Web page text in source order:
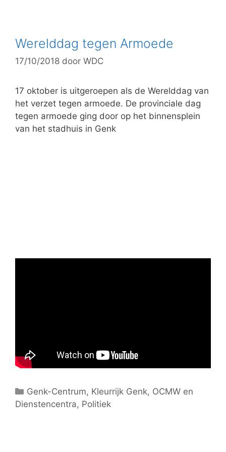
g
o
r
e
ë
n
Werelddag tegen Armoede
17/10/2018 door WDC
17 oktober is uitgeroepen als de Werelddag van
het verzet tegen armoede. De provinciale dag
tegen armoede ging door op het binnensplein
van het stadhuis in Genk
C
a
Genk-Centrum, Kleurrijk Genk, OCMW en
Dienstencentra, Politiek